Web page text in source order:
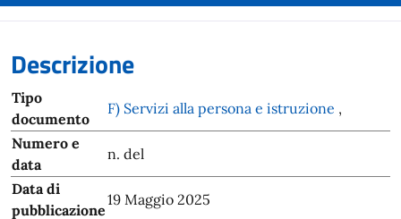
Descrizione
Tipo
documento
F) Servizi alla persona e istruzione ,
Numero e
data
n. del
Data di
pubblicazione
19 Maggio 2025